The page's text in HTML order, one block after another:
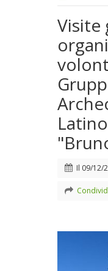
Visite
Il 09/12/